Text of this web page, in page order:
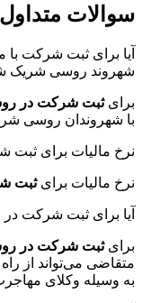
سوالات متداول
آیا برای ثبت شرکت با
شهروند روسی شریک
برای ثبت شرکت در
با شهروندان روسی
نرخ مالیات برای
نرخ مالیات برای ثبت
آیا برای ثبت شرکت
برای ثبت شرکت در
متقاضی می‌تواند از
به وسیله وکلای